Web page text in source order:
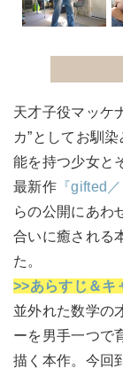
天才子役マッケ
カ”としてお馴
能を持つ少女と
最新作『gifted／
らの公開にあわ
合いに癒される
た。
>>あらすじ＆キ
並外れた数学の
ーを男手一つで
描く本作。今回